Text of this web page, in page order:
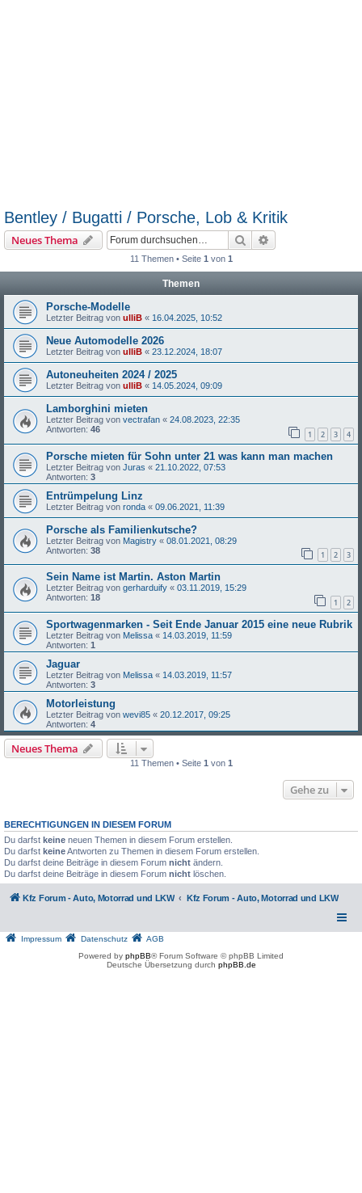
Bentley / Bugatti / Porsche, Lob & Kritik
Neues Thema Suche
11 Themen • Seite 1 von 1
Themen
Porsche-Modelle
Letzter Beitrag von ulliB « 16.04.2025, 10:52
Neue Automodelle 2026
Letzter Beitrag von ulliB « 23.12.2024, 18:07
Autoneuheiten 2024 / 2025
Letzter Beitrag von ulliB « 14.05.2024, 09:09
Lamborghini mieten
Letzter Beitrag von vectrafan « 24.08.2023, 22:35
Antworten: 46 1 2 3 4
Porsche mieten für Sohn unter 21 was kann man machen
Letzter Beitrag von Juras « 21.10.2022, 07:53
Antworten: 3
Entrümpelung Linz
Letzter Beitrag von ronda « 09.06.2021, 11:39
Porsche als Familienkutsche?
Letzter Beitrag von Magistry « 08.01.2021, 08:29
Antworten: 38 1 2 3
Sein Name ist Martin. Aston Martin
Letzter Beitrag von gerharduify « 03.11.2019, 15:29
Antworten: 18 1 2
Sportwagenmarken - Seit Ende Januar 2015 eine neue Rubrik
Letzter Beitrag von Melissa « 14.03.2019, 11:59
Antworten: 1
Jaguar
Letzter Beitrag von Melissa « 14.03.2019, 11:57
Antworten: 3
Motorleistung
Letzter Beitrag von wevi85 « 20.12.2017, 09:25
Antworten: 4
Neues Thema
11 Themen • Seite 1 von 1
Gehe zu
BERECHTIGUNGEN IN DIESEM FORUM
Du darfst keine neuen Themen in diesem Forum erstellen.
Du darfst keineAntworten zu Themen in diesem Forum erstellen.
Du darfst deine Beiträge in diesem Forum nicht ändern.
Du darfst deine Beiträge in diesem Forum nicht löschen.
Kfz Forum - Auto, Motorrad und LKW Kfz Forum - Auto, Motorrad und LKW
Impressum Datenschutz
AGB
Powered by phpBB® Forum Software © phpBB Limited
Deutsche Übersetzung durch phpBB.de